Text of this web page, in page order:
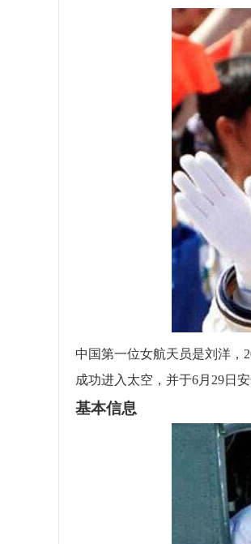
中国第一位女航天员是刘洋，
成功进入太空，并于6月29日安
基本信息